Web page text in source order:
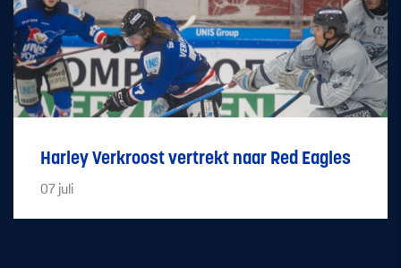
Harley Verkroost vertrekt naar Red Eagles
07 juli